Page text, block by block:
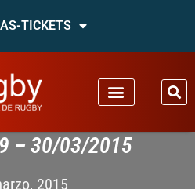
TICKETS
– 30/03/2015
2015